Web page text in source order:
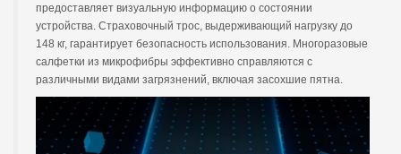
предоставляет визуальную информацию о состоянии
устройства. Страховочный трос, выдерживающий нагрузку до
148 кг, гарантирует безопасность использования. Многоразовые
салфетки из микрофибры эффективно справляются с
различными видами загрязнений, включая засохшие пятна.